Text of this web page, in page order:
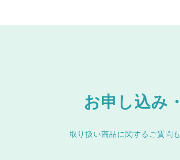
お申し込み
取り扱い商品に関するご質問